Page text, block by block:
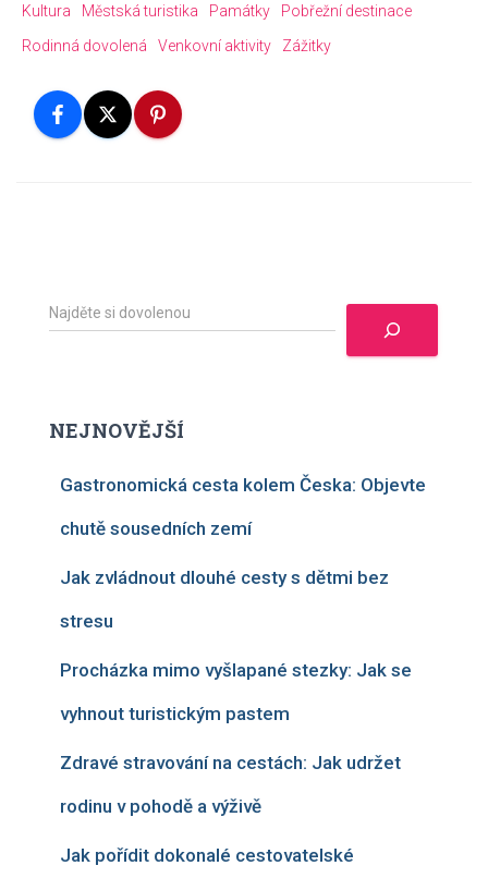
Kultura
Městská turistika Památky
Pobřežní destinace
Rodinná dovolená
Venkovní aktivity Zážitky
H
l
tNEJNOVĚJŠÍ
Gastronomická cesta kolem Česka: Objevte
chutě sousedních zemí
Jak zvládnout dlouhé cesty s dětmi bez
stresu
Procházka mimo vyšlapané stezky: Jak se
vyhnout turistickým pastem
Zdravé stravování na cestách: Jak udržet
rodinu v pohodě a výživě
Jak pořídit dokonalé cestovatelské